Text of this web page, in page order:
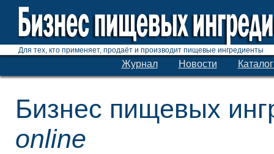
Для тех, кто применяет, продаёт и производит пищевые ингредиенты
Журнал Новости
Бизнес пищевых
online